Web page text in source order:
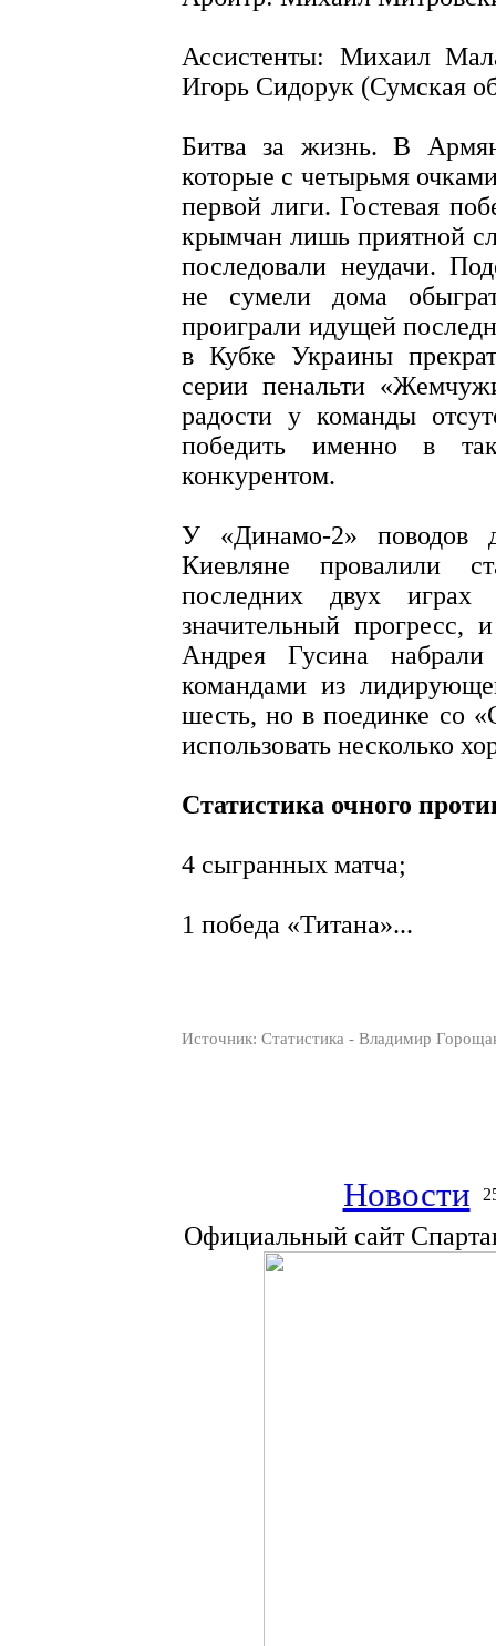
Ассистенты: Михаил
Игорь Сидорук (Сумская
Битва за жизнь. В
которые с четырьмя
первой лиги. Гостевая
крымчан лишь приятной
последовали неудачи.
не сумели дома
проиграли идущей
в Кубке Украины
серии пенальти
радости у команды
победить именно в
конкурентом.
У «Динамо-2» поводов
Киевляне провалили
последних двух
значительный прогресс,
Андрея Гусина
командами из
шесть, но в поединке со
использовать несколько
Статистика очного
4 сыгранных матча;
1 победа «Титана»...
Источник: Статистика - Владимир
Новости
Официальный сайт